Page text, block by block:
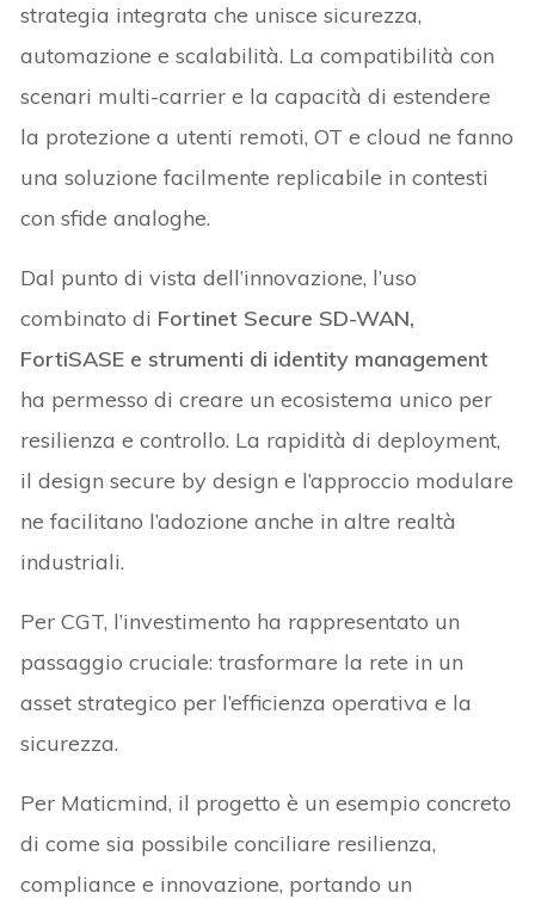
strategia integrata che unisce sicurezza,
automazione e scalabilità. La compatibilità con
scenari multi-carrier e la capacità di estendere
la protezione a utenti remoti, OT e cloud ne fanno
una soluzione facilmente replicabile in contesti
con sfide analoghe.
Dal punto di vista dell’innovazione, l’uso
combinato di Fortinet Secure SD-WAN,
FortiSASE e strumenti di identity management
ha permesso di creare un ecosistema unico per
resilienza e controllo. La rapidità di deployment,
il design secure by design e l’approccio modulare
ne facilitano l’adozione anche in altre realtà
industriali.
Per CGT, l’investimento ha rappresentato un
passaggio cruciale: trasformare la rete in un
asset strategico per l’efficienza operativa e la
sicurezza.
Per Maticmind, il progetto è un esempio concreto
di come sia possibile conciliare resilienza,
compliance e innovazione, portando un